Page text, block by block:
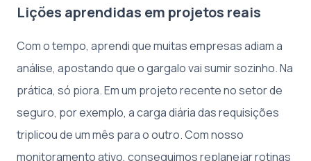
Lições aprendidas em projetos reais
Com o tempo, aprendi que muitas empresas adiam a
análise, apostando que o gargalo vai sumir sozinho. Na
prática, só piora. Em um projeto recente no setor de
seguro, por exemplo, a carga diária das requisições
triplicou de um mês para o outro. Com nosso
monitoramento ativo, conseguimos replanejar rotinas